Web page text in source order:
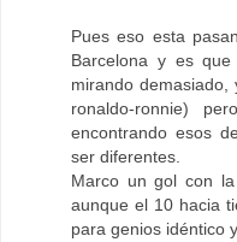
Pues eso esta
Barcelona y es
mirando
ronaldo-ronnie)
encontrando esos
ser diferentes.
Marco un gol con la
aunque el 10 hacia
para genios idéntico